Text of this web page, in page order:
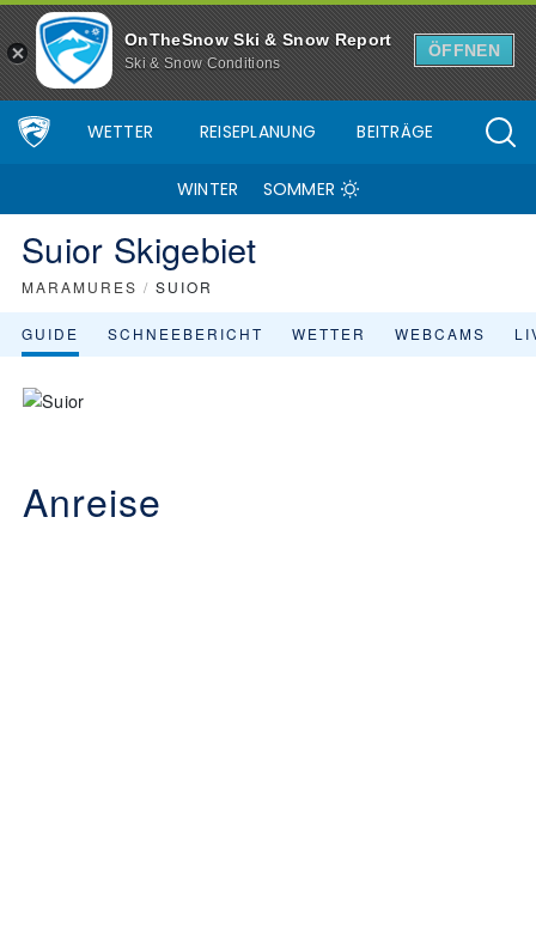
OnTheSnow Ski & Snow Report
Ski & Snow Conditions
ÖFFNEN
WETTER REISEPLANUNG BEITRÄGE
WINTER SOMMER
Suior Skigebiet
MARAMURES / SUIOR
GUIDE SCHNEEBERICHT WETTER WEBCAMS
Anreise